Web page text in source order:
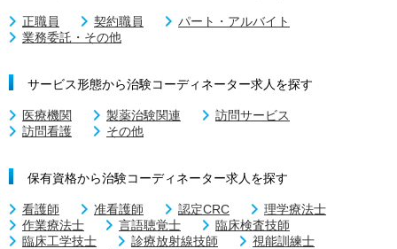
正職員 契約職員
パート・アルバイト
業務委託・その他
サービス形態から治験コーディネーター求人を探す
医療機関 製薬治験関連
訪問サービス
訪問看護
その他
保有資格から治験コーディネーター求人を探す
看護師 准看護師 認定CRC
理学療法士
作業療法士
言語聴覚士
臨床検査技師
臨床工学技士
診療放射線技師
視能訓練士